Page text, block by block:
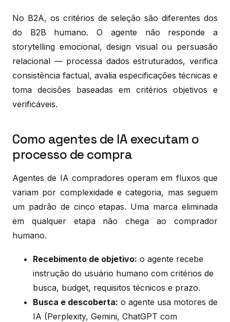
No B2A, os critérios de seleção são diferentes dos
do B2B humano. O agente não responde a
storytelling emocional, design visual ou persuasão
relacional — processa dados estruturados, verifica
consistência factual, avalia especificações técnicas e
toma decisões baseadas em critérios objetivos e
verificáveis.
Como agentes de IA executam o
processo de compra
Agentes de IA compradores operam em fluxos que
variam por complexidade e categoria, mas seguem
um padrão de cinco etapas. Uma marca eliminada
em qualquer etapa não chega ao comprador
humano.
Recebimento de objetivo: o agente recebe
instrução do usuário humano com critérios de
busca, budget, requisitos técnicos e prazo.
Busca e descoberta: o agente usa motores de
IA (Perplexity, Gemini, ChatGPT com